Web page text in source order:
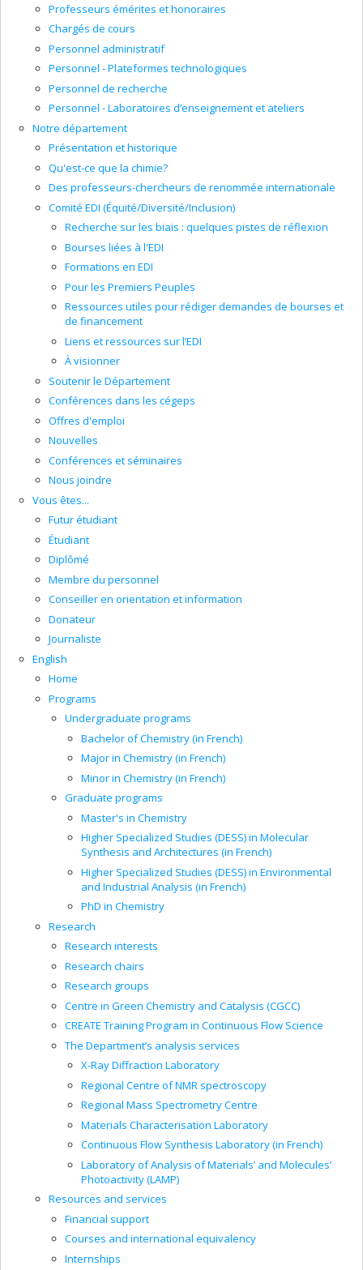
Professeurs émérites et honoraires
Chargés de cours
Personnel administratif
Personnel - Plateformes technologiques
Personnel de recherche
Personnel - Laboratoires d’enseignement et ateliers
Notre département
Présentation et historique
Qu'est-ce que la chimie?
Des professeurs-chercheurs de renommée internationale
Comité EDI (Équité/Diversité/Inclusion)
Recherche sur les biais : quelques pistes de réflexion
Bourses liées à l'EDI
Formations en EDI
Pour les Premiers Peuples
Ressources utiles pour rédiger demandes de bourses et
de financement
Liens et ressources sur l’EDI
À visionner
Soutenir le Département
Conférences dans les cégeps
Offres d'emploi
Nouvelles
Conférences et séminaires
Nous joindre
Vous êtes...
Futur étudiant
Étudiant
Diplômé
Membre du personnel
Conseiller en orientation et information
Donateur
Journaliste
English
Home
Programs
Undergraduate programs
Bachelor of Chemistry (in French)
Major in Chemistry (in French)
Minor in Chemistry (in French)
Graduate programs
Master's in Chemistry
Higher Specialized Studies (DESS) in Molecular
Synthesis and Architectures (in French)
Higher Specialized Studies (DESS) in Environmental
and Industrial Analysis (in French)
PhD in Chemistry
Research
Research interests
Research chairs
Research groups
Centre in Green Chemistry and Catalysis (CGCC)
CREATE Training Program in Continuous Flow Science
The Department’s analysis services
X-Ray Diffraction Laboratory
Regional Centre of NMR spectroscopy
Regional Mass Spectrometry Centre
Materials Characterisation Laboratory
Continuous Flow Synthesis Laboratory (in French)
Laboratory of Analysis of Materials’ and Molecules’
Photoactivity (LAMP)
Resources and services
Financial support
Courses and international equivalency
Internships